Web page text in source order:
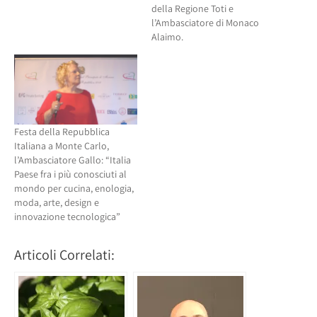
della Regione Toti e
l’Ambasciatore di Monaco
Alaimo.
Festa della Repubblica
Italiana a Monte Carlo,
l’Ambasciatore Gallo: “Italia
Paese fra i più conosciuti al
mondo per cucina, enologia,
moda, arte, design e
innovazione tecnologica”
Articoli Correlati: